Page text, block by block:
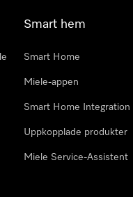
Smart hem
Smart Home
Miele-appen
Smart Home Integration
Uppkopplade produkter
Miele Service-Assistent